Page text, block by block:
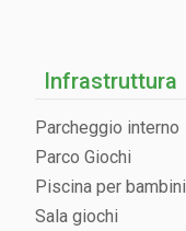
Infrastruttura
Parcheggio interno
Parco Giochi
Piscina per bambini
Sala giochi